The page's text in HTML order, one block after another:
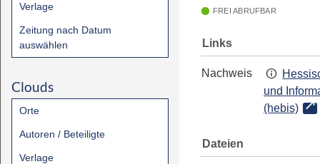
Verlage
Zeitung nach Datum
auswählen
Clouds
Orte
Autoren / Beteiligte
Verlage
FREI ABRUFBAR
Links
Nachweis
und
(hebis)
Dateien